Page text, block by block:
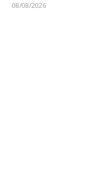
08/08/2026